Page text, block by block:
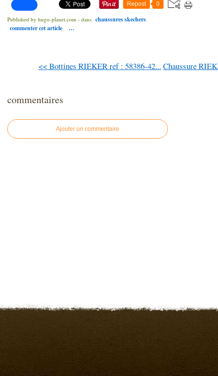
Repost 0
Published by hugo-planet.com - dans chaussures skechers
commenter cet article
…
<< Bottines RIEKER ref : 58386-42... Chaussure
commentaires
Ajouter un commentaire